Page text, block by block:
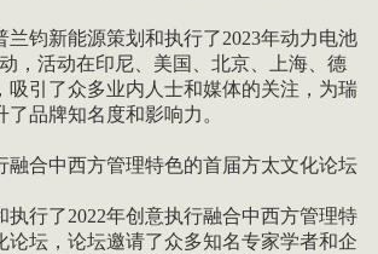
钧新能源策划和执行了2023年动力电池
，活动在印尼、美国、北京、上海、德
吸引了众多业内人士和媒体的关注，为瑞
品牌知名度和影响力。
合中西方管理特色的首届方太文化论坛
行了2022年创意执行融合中西方管理特
论坛，论坛邀请了众多知名专家学者和企